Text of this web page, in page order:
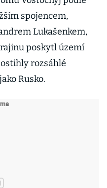
spojencem,
Lukašenkem,
poskytl území
rozsáhlé
Rusko.